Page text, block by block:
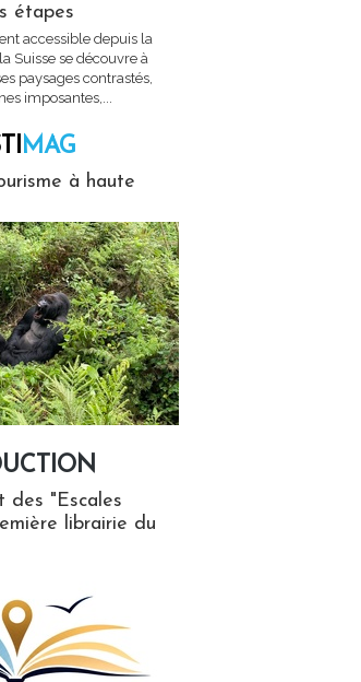
étapes
accessible depuis la
Suisse se découvre à
paysages contrastés,
imposantes,...
MAG
à haute
des "Escales
librairie du